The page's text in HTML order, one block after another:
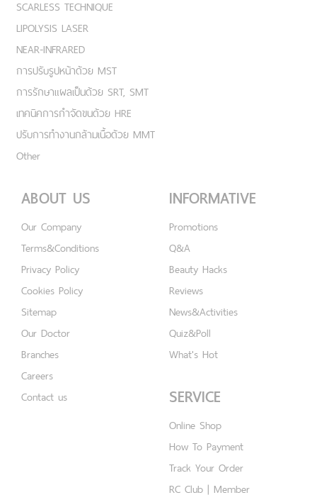
SCARLESS TECHNIQUE
LIPOLYSIS LASER
NEAR-INFRARED
การปรับรูปหน้าด้วย MST
การรักษาแผลเป็นด้วย SRT, SMT
เทคนิคการกำจัดขนด้วย HRE
ปรับการทำงานกล้ามเนื้อด้วย MMT
Other
ABOUT US
Our Company
Terms&Conditions
Privacy Policy
Cookies Policy
Sitemap
Our Doctor
Branches
Careers
Contact us
INFORMATIVE
Promotions
Q&A
Beauty Hacks
Reviews
News&Activities
Quiz&Poll
What's Hot
SERVICE
Online Shop
How To Payment
Track Your Order
RC Club | Member